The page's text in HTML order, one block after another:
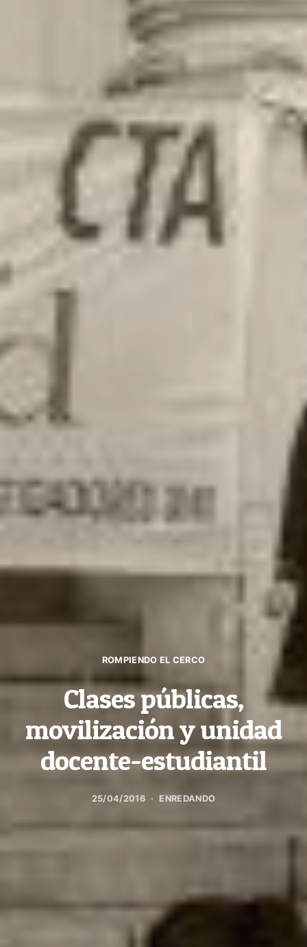
ROMPIENDO EL CERCO
Clases públicas,
movilización y unidad
docente-estudiantil
25/04/2016 ENREDANDO